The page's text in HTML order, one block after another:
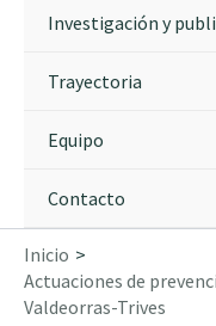
Investigación y
Trayectoria
Equipo
Contacto
Inicio
Actuaciones de
Valdeorras-Trives